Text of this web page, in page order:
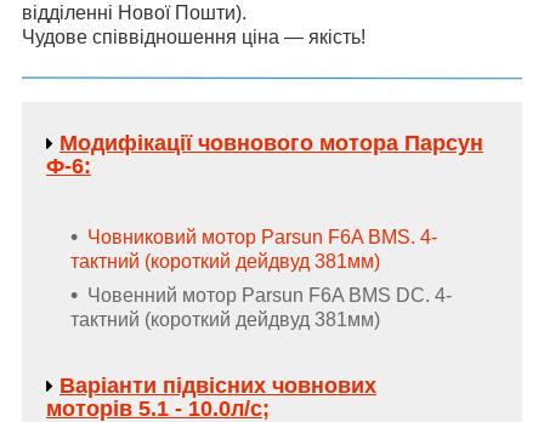
відділенні Нової Пошти).
Чудове співвідношення ціна — якість!
Модифікації човнового мотора Парсун
Ф-6:
Човниковий мотор Parsun F6A BMS. 4-
тактний (короткий дейдвуд 381мм)
Човенний мотор Parsun F6A BMS DC. 4-
тактний (короткий дейдвуд 381мм)
Варіанти підвісних човнових
моторів 5.1 - 10.0л/с;